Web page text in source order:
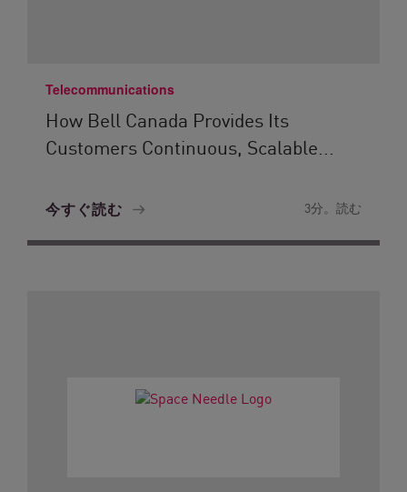
Telecommunications
How Bell Canada Provides Its
Customers Continuous, Scalable...
今すぐ読む 3分。読む